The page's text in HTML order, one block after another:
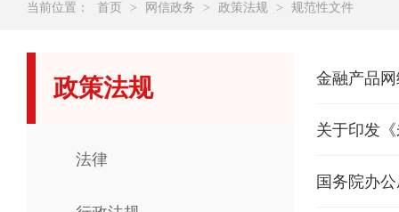
当前位置： 首页 > 网信政务 > 政策法规 > 规范性文件
政策法规
法律
金融产品
国务院办